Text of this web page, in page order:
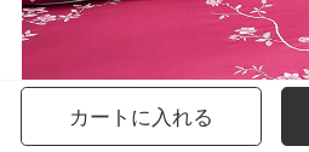
カートに入れる